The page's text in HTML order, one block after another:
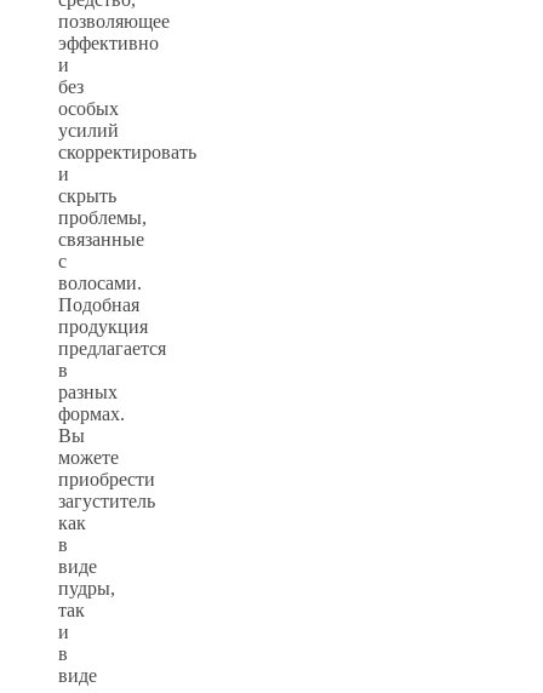
позволяющее
эффективно
и
без
особых
усилий
скорректировать
и
скрыть
проблемы,
связанные
с
волосами.
Подобная
продукция
предлагается
в
разных
формах.
Вы
можете
приобрести
загуститель
как
в
виде
пудры,
так
и
в
виде